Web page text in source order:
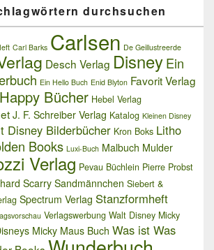
durchsuchen
Carl Barks Carlsen De Geillustreerde
Desch Verlag DisneyEin
Ein Hello Buch Enid Blyton Favorit Verlag
Happy Bücher Hebel Verlag
J. F. Schreiber Verlag Katalog Kleinen Disney
Disney Bilderbücher Kron Boks Litho
Books Luxi-Buch Malbuch Mulder
Verlag Pevau Büchlein Pierre Probst
Scarry Sandmännchen Siebert &
Spectrum Verlag Stanzformheft
Verlagswerbung Walt Disney Micky
Micky Maus Buch Was ist Was